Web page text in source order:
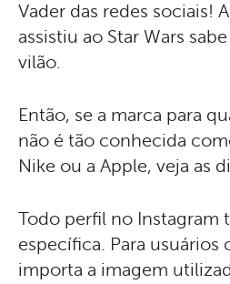
Vader das redes sociais!
assistiu ao Star Wars
vilão.
Então, se a marca para
não é tão conhecida
Nike ou a Apple, veja as
Todo perfil no Instagram
específica. Para
importa a imagem